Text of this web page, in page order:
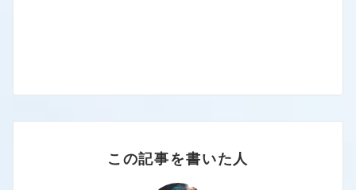
この記事を書いた人